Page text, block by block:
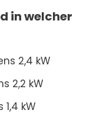
in welcher
2,4 kW
2,2 kW
kW